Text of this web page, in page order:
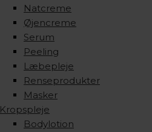
Natcreme
Øjencreme
Serum
Peeling
Læbepleje
Renseprodukter
Masker
Kropspleje
Bodylotion